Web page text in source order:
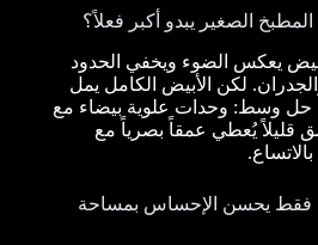
الصغير يبدو أكبر فعلاً؟
يعكس الضوء ويخفي الحدود
لكن الأبيض الكامل يمل
حل وسط: وحدات علوية بيضاء مع
قليلاً يُعطي عمقاً بصرياً مع
فقط يحسن الإحساس بمساحة